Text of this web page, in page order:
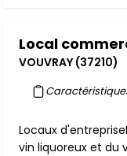
Local
VOUVRAY (37210)
Locaux
vin liquoreux et du